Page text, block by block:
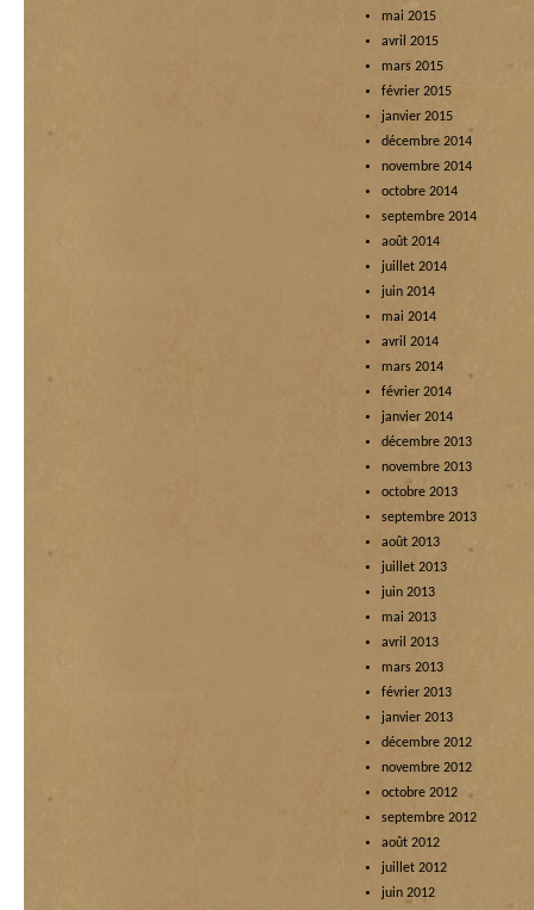
mai 2015
avril 2015
mars 2015
février 2015
janvier 2015
décembre 2014
novembre 2014
octobre 2014
septembre 2014
août 2014
juillet 2014
juin 2014
mai 2014
avril 2014
mars 2014
février 2014
janvier 2014
décembre 2013
novembre 2013
octobre 2013
septembre 2013
août 2013
juillet 2013
juin 2013
mai 2013
avril 2013
mars 2013
février 2013
janvier 2013
décembre 2012
novembre 2012
octobre 2012
septembre 2012
août 2012
juillet 2012
juin 2012